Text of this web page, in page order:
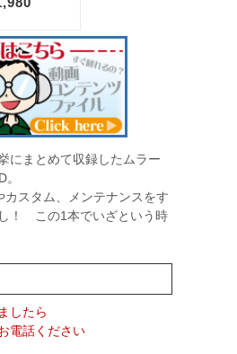
にまとめて収録したムラー
スタム、メンテナンスをす
！ この1本でいざという時
したら
電話ください